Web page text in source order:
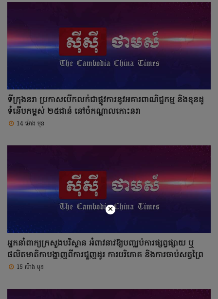
ទីក្រុងនរា ប្រកាសបើកលក់ជាផ្លូវការនូវអគារពាណិជ្ជកម្ម និងខុនដូ
ទំនើបកម្ពស់ ២៥ជាន់ នៅចំកណ្តាលកោះនរា
14 ម៉ោង មុន
អ្នកនាំពាក្យក្រសួងបរិស្ថាន អំពាវនាវឱ្យបញ្ឈប់ការផ្សព្វផ្សាយ ឬ
ផលិតមាតិកាបង្ហាញពីការជួញដូរ ការបរិភោគ និងការចាប់សត្វព្រៃ
15 ម៉ោង មុន
×